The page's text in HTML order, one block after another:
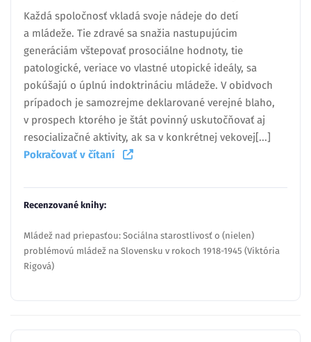
Každá spoločnosť vkladá svoje nádeje do detí
a mládeže. Tie zdravé sa snažia nastupujúcim
generáciám vštepovať prosociálne hodnoty, tie
patologické, veriace vo vlastné utopické ideály, sa
pokúšajú o úplnú indoktrináciu mládeže. V obidvoch
prípadoch je samozrejme deklarované verejné blaho,
v prospech ktorého je štát povinný uskutočňovať aj
resocializačné aktivity, ak sa v konkrétnej vekovej[...]
Pokračovať v čítaní
Recenzované knihy:
Mládež nad priepasťou: Sociálna starostlivosť o (nielen)
problémovú mládež na Slovensku v rokoch 1918-1945 (Viktória
Rigová)